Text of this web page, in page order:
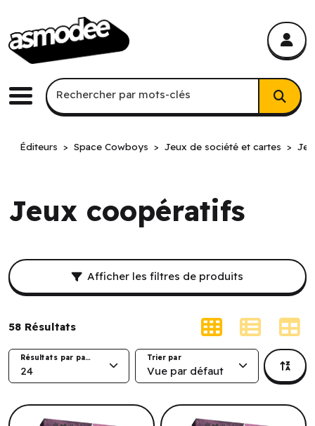
Menu
Recherche par mots-clés
Rechercher par mots-clés
Éditeurs Space Cowboys Jeux de société et cartes
Jeux coopératifs
Filtres et résultat de recherche.
Afficher les filtres de produits
58 Résultats
Résultats par page
24
Trier par
Vue par défaut